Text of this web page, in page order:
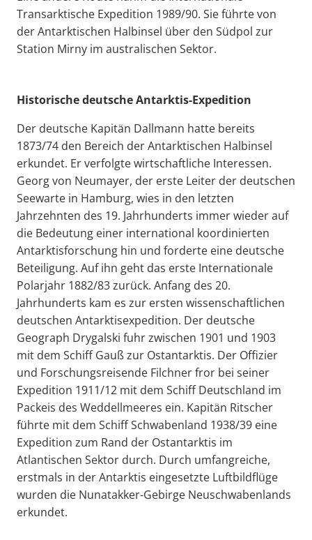
Transarktische Expedition 1989/90. Sie führte von
der Antarktischen Halbinsel über den Südpol zur
Station Mirny im australischen Sektor.
Historische deutsche Antarktis-Expedition
Der deutsche Kapitän Dallmann hatte bereits
1873/74 den Bereich der Antarktischen Halbinsel
erkundet. Er verfolgte wirtschaftliche Interessen.
Georg von Neumayer, der erste Leiter der deutschen
Seewarte in Hamburg, wies in den letzten
Jahrzehnten des 19. Jahrhunderts immer wieder auf
die Bedeutung einer international koordinierten
Antarktisforschung hin und forderte eine deutsche
Beteiligung. Auf ihn geht das erste Internationale
Polarjahr 1882/83 zurück. Anfang des 20.
Jahrhunderts kam es zur ersten wissenschaftlichen
deutschen Antarktisexpedition. Der deutsche
Geograph Drygalski fuhr zwischen 1901 und 1903
mit dem Schiff Gauß zur Ostantarktis. Der Offizier
und Forschungsreisende Filchner fror bei seiner
Expedition 1911/12 mit dem Schiff Deutschland im
Packeis des Weddellmeeres ein. Kapitän Ritscher
führte mit dem Schiff Schwabenland 1938/39 eine
Expedition zum Rand der Ostantarktis im
Atlantischen Sektor durch. Durch umfangreiche,
erstmals in der Antarktis eingesetzte Luftbildflüge
wurden die Nunatakker-Gebirge Neuschwabenlands
erkundet.